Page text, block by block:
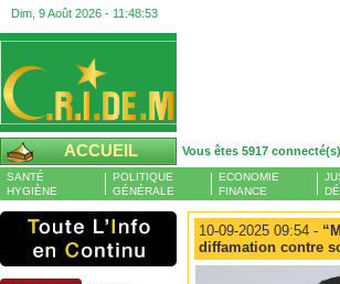
Dim, 9 Août 2026 - 11:48:54
ACCUEIL Vous êtes 5917
SANTÉ
HYGIÈNE
POLITIQUE
GÉNÉRALE
ECONOMIE
FINANCE
10-09-2025 09:54 -
diffamation contre